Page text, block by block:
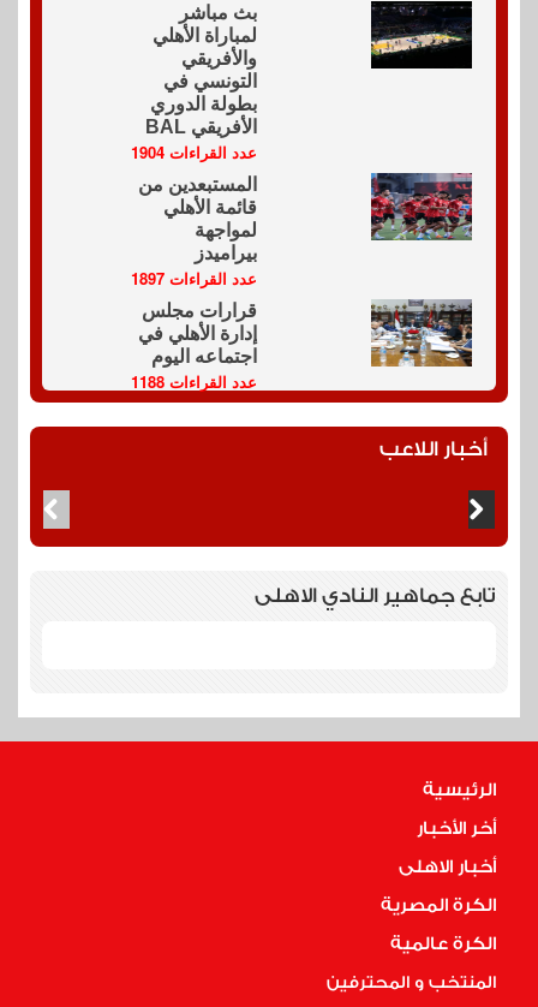
بث مباشر
لمباراة الأهلي
والأفريقي
التونسي في
بطولة الدوري
الأفريقي BAL
عدد القراءات 1904
المستبعدين من
قائمة الأهلي
لمواجهة
بيراميدز
عدد القراءات 1897
قرارات مجلس
إدارة الأهلي في
اجتماعه اليوم
عدد القراءات 1188
أخبار اللاعب
تابع جماهير النادي الاهلى
الرئيسية
أخر الأخبار
أخبار الاهلى
الكرة المصرية
الكرة عالمية
المنتخب و المحترفين